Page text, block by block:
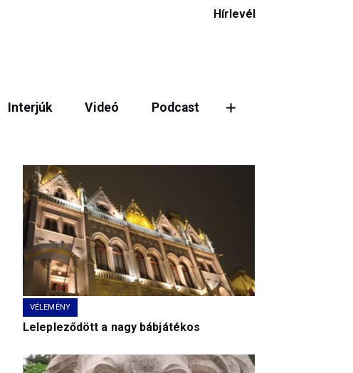
Hírlevél
Interjúk Videó Podcast
Megosztás
VÉLEMÉNY
Lelepleződött a nagy bábjátékos